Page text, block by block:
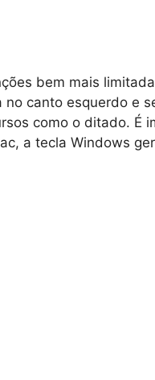
bem mais
no canto esquerdo e
como o ditado. É
a tecla Windows